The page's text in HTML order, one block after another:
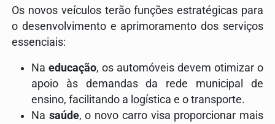
Os novos veículos terão funções estratégicas para
o desenvolvimento e aprimoramento dos serviços
essenciais:
Na educação, os automóveis devem otimizar o
apoio às demandas da rede municipal de
ensino, facilitando a logística e o transporte.
Na saúde, o novo carro visa proporcionar mais